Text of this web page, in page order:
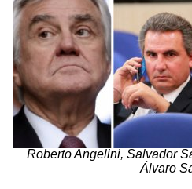
Roberto Angelini, Salvador
Álvaro